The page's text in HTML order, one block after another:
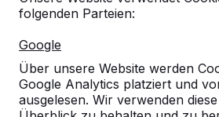
folgenden Parteien:
Google
Über unsere Website werden
Google Analytics platziert und
ausgelesen. Wir verwenden
Referenzen
Unsere Produkte finden Sie in
und darüber hinaus. Sehen
ein HeBlad-Produkt in Ihrer